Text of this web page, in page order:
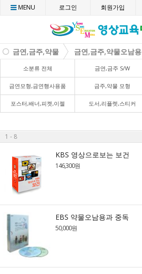
CMENU 로그인 회원가입
금연,금주,약물 금연,금주,약물오남용
소분류 전체 금연,금주 S/W
금연모형,금연행사용품 금주,약물 모형
포스터,배너,피켓,이젤 도서,리플렛,스티커
1 - 8
KBS 영상으로보는 보건
146,300원
EBS 약물오남용과 중독
50,000원